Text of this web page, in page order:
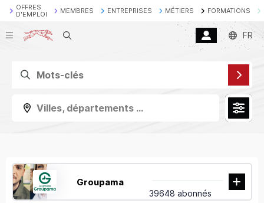
OFFRES
D'EMPLOI
MEMBRES ENTREPRISES MÉTIERS FORMATIONS
Recherche FR
Villes, départements ...
Groupama
39648 abonnés